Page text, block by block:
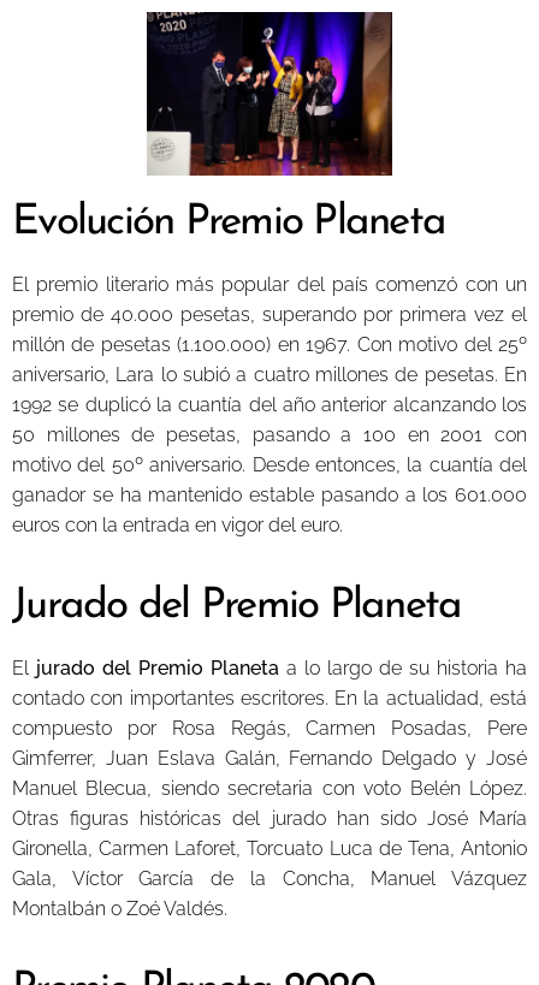
Evolución Premio Planeta
El premio literario más popular del país comenzó con un
premio de 40.000 pesetas, superando por primera vez el
millón de pesetas (1.100.000) en 1967. Con motivo del 25º
aniversario, Lara lo subió a cuatro millones de pesetas. En
1992 se duplicó la cuantía del año anterior alcanzando los
50 millones de pesetas, pasando a 100 en 2001 con
motivo del 50º aniversario. Desde entonces, la cuantía del
ganador se ha mantenido estable pasando a los 601.000
euros con la entrada en vigor del euro.
Jurado del Premio Planeta
El jurado del Premio Planeta a lo largo de su historia ha
contado con importantes escritores. En la actualidad, está
compuesto por Rosa Regás, Carmen Posadas, Pere
Gimferrer, Juan Eslava Galán, Fernando Delgado y José
Manuel Blecua, siendo secretaria con voto Belén López.
Otras figuras históricas del jurado han sido José María
Gironella, Carmen Laforet, Torcuato Luca de Tena, Antonio
Gala, Víctor García de la Concha, Manuel Vázquez
Montalbán o Zoé Valdés.